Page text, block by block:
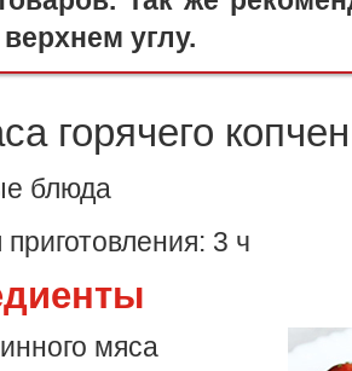
углу.
горячего
блюда
3 ч
мяса